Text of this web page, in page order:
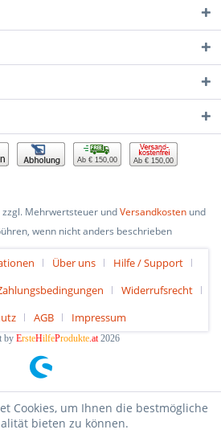
Ab € 150,00 Ab € 150,00
Mehrwertsteuer undVersandkostenund
wenn nicht anders beschrieben
Über uns
Hilfe / Support
Widerrufsrecht
AGB Impressum
by ErsteHilfeProdukte.at2026
Cookies, um Ihnen die bestmögliche
bieten zu können.